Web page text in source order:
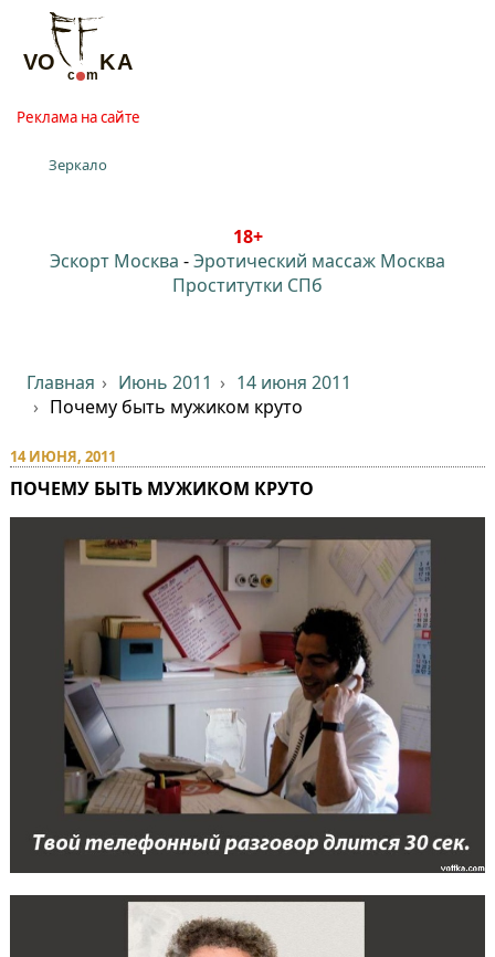
Реклама на сайте
Зеркало
18+
Эскорт Москва -Эротический массаж Москва
Проститутки СПб
Главная Июнь 2011
14 июня 2011
Почему быть мужиком круто
14 ИЮНЯ, 2011
ПОЧЕМУ БЫТЬ МУЖИКОМ КРУТО